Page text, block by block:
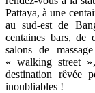
Pattaya, à une
au sud-est de
centaines bars, de
salons de
« walking street
destination rêvée
inoubliables !